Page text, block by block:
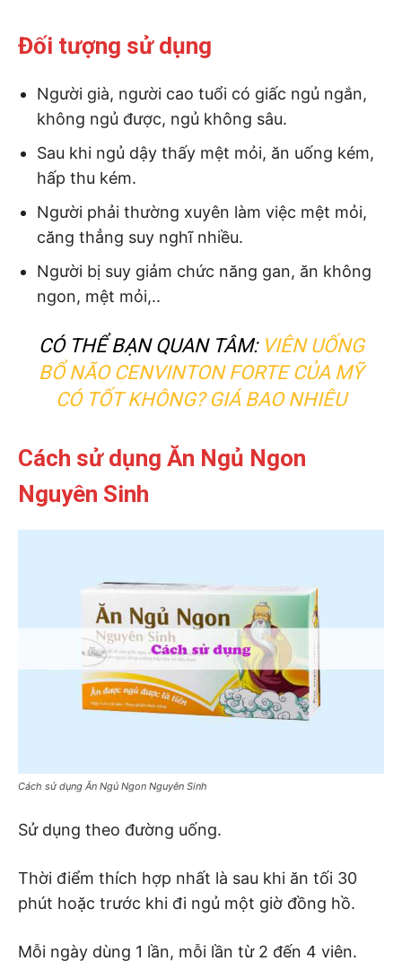
Đối tượng sử dụng
Người già, người cao tuổi có giấc ngủ ngắn,
không ngủ được, ngủ không sâu.
Sau khi ngủ dậy thấy mệt mỏi, ăn uống kém,
hấp thu kém.
Người phải thường xuyên làm việc mệt mỏi,
căng thẳng suy nghĩ nhiều.
Người bị suy giảm chức năng gan, ăn không
ngon, mệt mỏi,..
CÓ THỂ BẠN QUAN TÂM: VIÊN UỐNG
BỔ NÃO CENVINTON FORTE CỦA MỸ
CÓ TỐT KHÔNG? GIÁ BAO NHIÊU
Cách sử dụng Ăn Ngủ Ngon
Nguyên Sinh
Cách sử dụng Ăn Ngủ Ngon Nguyên Sinh
Sử dụng theo đường uống.
Thời điểm thích hợp nhất là sau khi ăn tối 30
phút hoặc trước khi đi ngủ một giờ đồng hồ.
Mỗi ngày dùng 1 lần, mỗi lần từ 2 đến 4 viên.